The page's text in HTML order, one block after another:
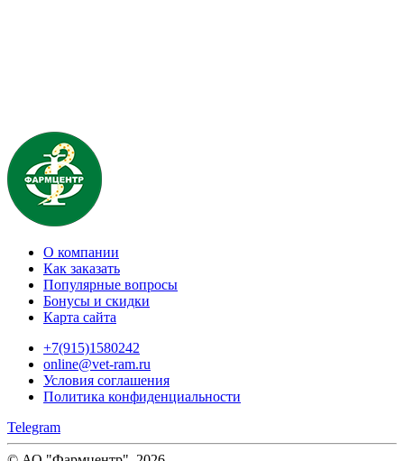
О компании
Как заказать
Популярные вопросы
Бонусы и скидки
Карта сайта
+7(915)1580242
online@vet-ram.ru
Условия соглашения
Политика конфиденциальности
Telegram